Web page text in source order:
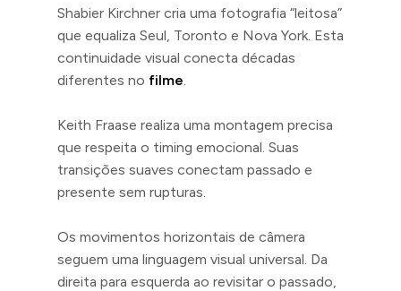
Shabier Kirchner cria uma fotografia “leitosa”
que equaliza Seul, Toronto e Nova York. Esta
continuidade visual conecta décadas
diferentes no filme.
Keith Fraase realiza uma montagem precisa
que respeita o timing emocional. Suas
transições suaves conectam passado e
presente sem rupturas.
Os movimentos horizontais de câmera
seguem uma linguagem visual universal. Da
direita para esquerda ao revisitar o passado,